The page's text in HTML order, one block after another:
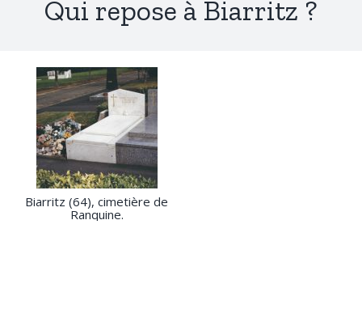
Qui repose à Biarritz ?
Biarritz (64), cimetière de
Ranquine.